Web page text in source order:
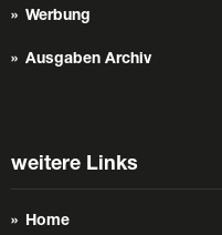
Werbung
Ausgaben Archiv
weitere Links
Home